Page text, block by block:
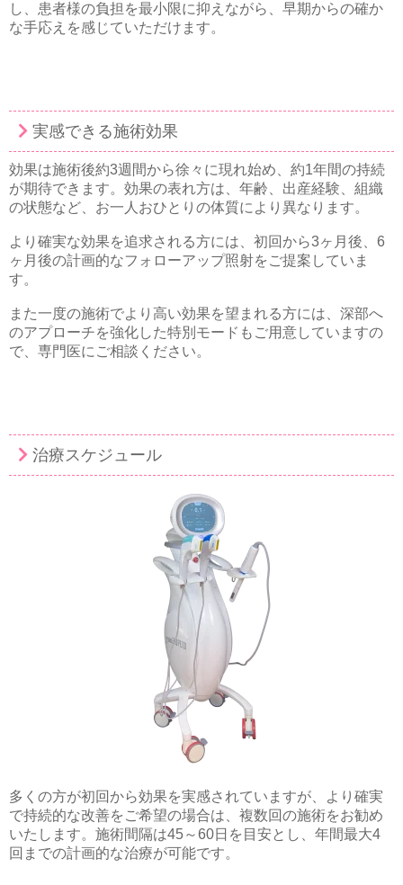
し、患者様の負担を最小限に抑えながら、早期からの確か
な手応えを感じていただけます。
実感できる施術効果
効果は施術後約3週間から徐々に現れ始め、約1年間の持続
が期待できます。効果の表れ方は、年齢、出産経験、組織
の状態など、お一人おひとりの体質により異なります。
より確実な効果を追求される方には、初回から3ヶ月後、6
ヶ月後の計画的なフォローアップ照射をご提案していま
す。
また一度の施術でより高い効果を望まれる方には、深部へ
のアプローチを強化した特別モードもご用意していますの
で、専門医にご相談ください。
治療スケジュール
多くの方が初回から効果を実感されていますが、より確実
で持続的な改善をご希望の場合は、複数回の施術をお勧め
いたします。施術間隔は45～60日を目安とし、年間最大4
回までの計画的な治療が可能です。